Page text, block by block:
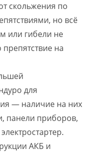
скольжения по
но всё
или гибели не
препятствие на
для
— наличие на них
панели приборов,
АКБ и